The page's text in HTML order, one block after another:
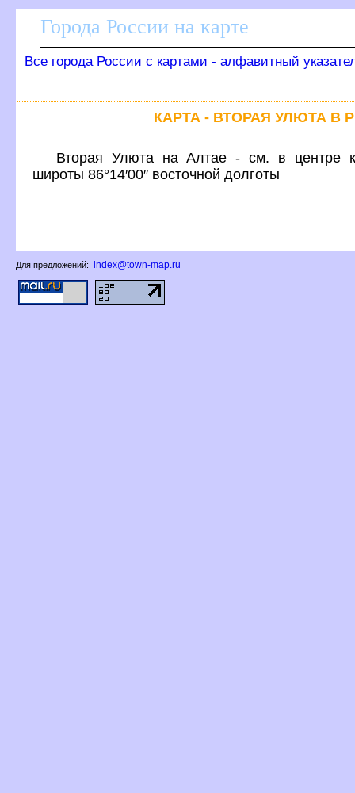
Города России на карте
се города России с картами - алфавитный
КАРТА - ВТОРАЯ УЛЮТА В
торая Улюта на Алтае - см. в центре
широты 86°14′00″ восточной долготы
Для предложений: index@town-map.ru